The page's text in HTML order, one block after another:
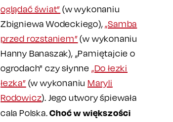
oglądać świat” (w wykonaniu
Zbigniewa Wodeckiego),„Samba
przed rozstaniem”(w wykonaniu
Hanny Banaszak), „Pamiętajcie o
ogrodach" czy słynne „Do łezki
łezka” (w wykonaniu Maryli
Rodowicz). Jego utwory śpiewała
cala Polska.Choć w większości